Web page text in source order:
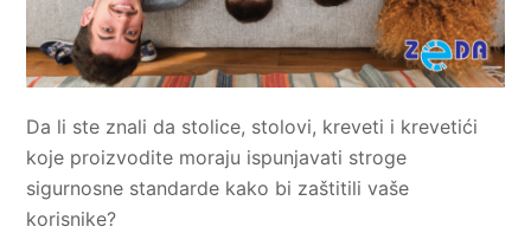
Da li ste znali da stolice, stolovi, kreveti i krevetići
koje proizvodite moraju ispunjavati stroge
sigurnosne standarde kako bi zaštitili vaše
korisnike?